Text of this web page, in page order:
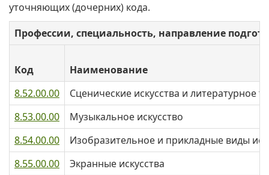
уточняющих (дочерних) кода.
Профессии, специальность, направление
Код
Наименование
8.52.00.00
Сценические искусства и литературное
8.53.00.00
Музыкальное искусство
8.54.00.00
Изобразительное и прикладные виды
8.55.00.00
Экранные искусства